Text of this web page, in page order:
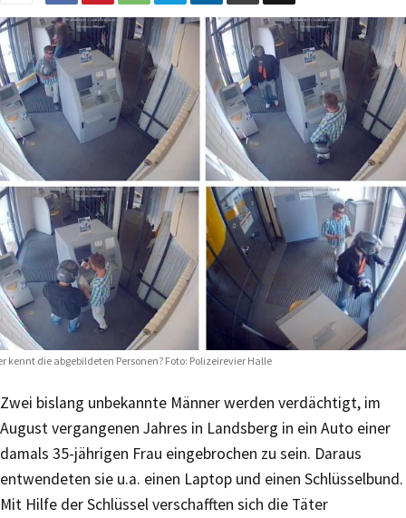
kennt die abgebildeten Personen? Foto: Polizeirevier Halle
Zwei bislang unbekannte Männer werden verdächtigt, im
August vergangenen Jahres in Landsberg in ein Auto einer
damals 35-jährigen Frau eingebrochen zu sein. Daraus
entwendeten sie u.a. einen Laptop und einen Schlüsselbund.
Mit Hilfe der Schlüssel verschafften sich die Täter